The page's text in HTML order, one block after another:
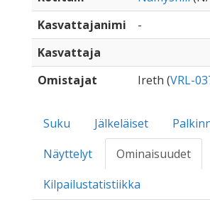
Kasvattajanimi
-
Kasvattaja
Omistajat
Ireth (VRL-
Suku Jälkeläiset
Näyttelyt
Ominaisuudet
Kilpailustatistiikka